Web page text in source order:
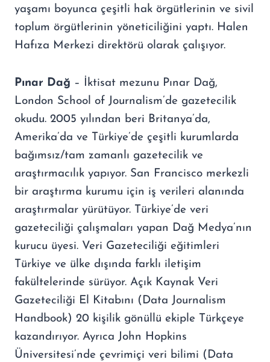
yaşamı boyunca çeşitli hak örgütlerinin ve sivil
toplum örgütlerinin yöneticiliğini yaptı. Halen
Hafıza Merkezi direktörü olarak çalışıyor.
Pınar Dağ – İktisat mezunu Pınar Dağ,
London School of Journalism’de gazetecilik
okudu. 2005 yılından beri Britanya’da,
Amerika’da ve Türkiye’de çeşitli kurumlarda
bağımsız/tam zamanlı gazetecilik ve
araştırmacılık yapıyor. San Francisco merkezli
bir araştırma kurumu için iş verileri alanında
araştırmalar yürütüyor. Türkiye’de veri
gazeteciliği çalışmaları yapan Dağ Medya’nın
kurucu üyesi. Veri Gazeteciliği eğitimleri
Türkiye ve ülke dışında farklı iletişim
fakültelerinde sürüyor. Açık Kaynak Veri
Gazeteciliği El Kitabını (Data Journalism
Handbook) 20 kişilik gönüllü ekiple Türkçeye
kazandırıyor. Ayrıca John Hopkins
Üniversitesi’nde çevrimiçi veri bilimi (Data